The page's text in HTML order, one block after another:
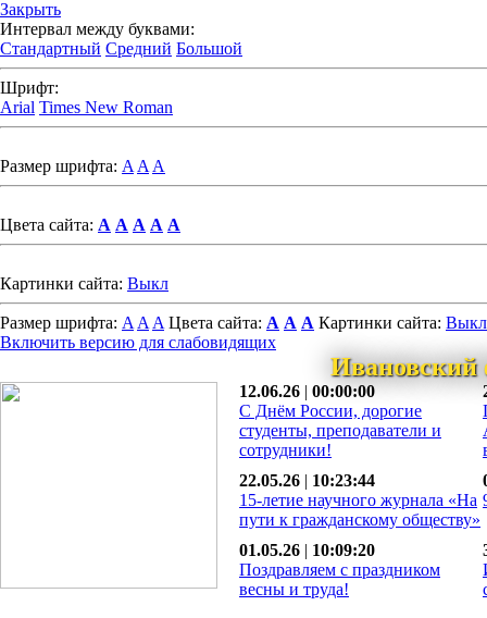
Закрыть
Интервал между буквами:
Стандартный Средний Большой
Шрифт:
Arial Times New Roman
Размер шрифта: A A A
Цвета сайта: A A A A A
Картинки сайта: Выкл
Размер шрифта: A A A Цвета сайта: A A A Картинки сайта: Выкл
Включить версию для слабовидящих
12.06.26 | 00:00:00
С Днём России, дорогие
студенты, преподаватели и
сотрудники!
22.05.26 | 10:23:44
15-летие научного журнала «На
пути к гражданскому обществу»
01.05.26 | 10:09:20
Поздравляем с праздником
весны и труда!